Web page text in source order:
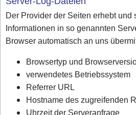
Der Provider der Seiten erhebt und
Informationen in so genannten
Browser automatisch an uns
Browsertyp und
verwendetes Betriebssystem
Referrer URL
Hostname des zugreifenden